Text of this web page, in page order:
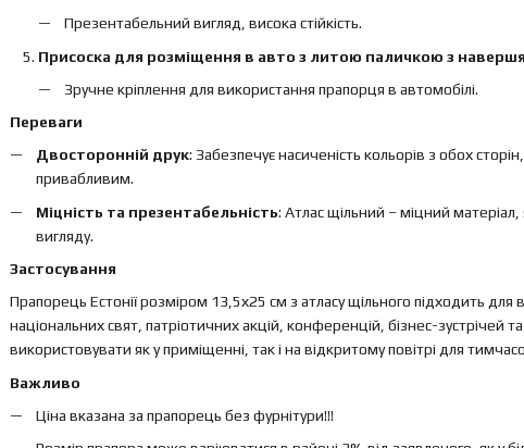
Презентабельний вигляд, висока стійкість.
Присоска для розміщення в авто з литою паличкою з
Зручне кріплення для використання прапорця в автомобілі.
Переваги
Двосторонній друк: Забезпечує насиченість кольорів з обох
привабливим.
Міцність та презентабельність: Атлас щільний – міцний
вигляду.
Застосування
Прапорець Естонії розміром 13,5х25 см з атласу щільного підходить для
національних свят, патріотичних акцій, конференцій, бізнес-зустрічей
використовувати як у приміщенні, так і на відкритому повітрі для
Важливо
Ціна вказана за прапорець без фурнітури!!!